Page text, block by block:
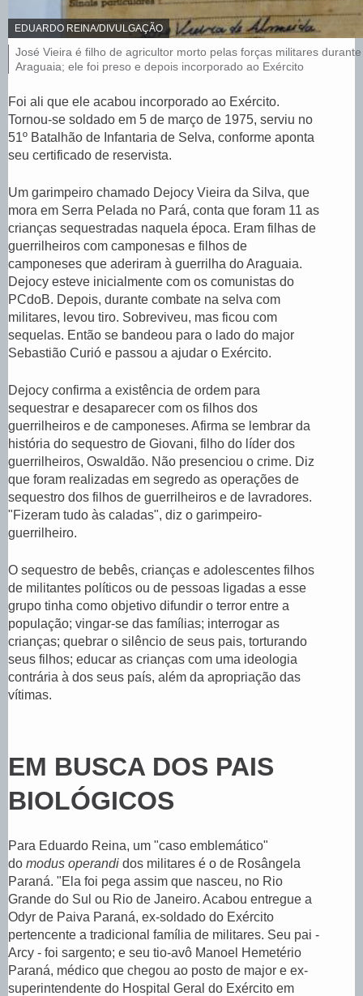
C
R
É
D
O
,
EDUARDO REINA/DIVULGAÇÃO
L
e
e
n
d
a
d
o
t
o
,
José Vieira é filho de agricultor morto pelas forças militares
Araguaia; ele foi preso e depois incorporado ao Exército
Foi ali que ele acabou incorporado ao Exército.
Tornou-se soldado em 5 de março de 1975, serviu no
51º Batalhão de Infantaria de Selva, conforme aponta
seu certificado de reservista.
Um garimpeiro chamado Dejocy Vieira da Silva, que
mora em Serra Pelada no Pará, conta que foram 11 as
crianças sequestradas naquela época. Eram filhas de
guerrilheiros com camponesas e filhos de
camponeses que aderiram à guerrilha do Araguaia.
Dejocy esteve inicialmente com os comunistas do
PCdoB. Depois, durante combate na selva com
militares, levou tiro. Sobreviveu, mas ficou com
sequelas. Então se bandeou para o lado do major
Sebastião Curió e passou a ajudar o Exército.
Dejocy confirma a existência de ordem para
sequestrar e desaparecer com os filhos dos
guerrilheiros e de camponeses. Afirma se lembrar da
história do sequestro de Giovani, filho do líder dos
guerrilheiros, Oswaldão. Não presenciou o crime. Diz
que foram realizadas em segredo as operações de
sequestro dos filhos de guerrilheiros e de lavradores.
"Fizeram tudo às caladas", diz o garimpeiro-
guerrilheiro.
O sequestro de bebês, crianças e adolescentes filhos
de militantes políticos ou de pessoas ligadas a esse
grupo tinha como objetivo difundir o terror entre a
população; vingar-se das famílias; interrogar as
crianças; quebrar o silêncio de seus pais, torturando
seus filhos; educar as crianças com uma ideologia
contrária à dos seus país, além da apropriação das
vítimas.
EM BUSCA DOS PAIS
BIOLÓGICOS
Para Eduardo Reina, um "caso emblemático"
do modus operandi dos militares é o de Rosângela
Paraná. "Ela foi pega assim que nasceu, no Rio
Grande do Sul ou Rio de Janeiro. Acabou entregue a
Odyr de Paiva Paraná, ex-soldado do Exército
pertencente a tradicional família de militares. Seu pai -
Arcy - foi sargento; e seu tio-avô Manoel Hemetério
Paraná, médico que chegou ao posto de major e ex-
superintendente do Hospital Geral do Exército em